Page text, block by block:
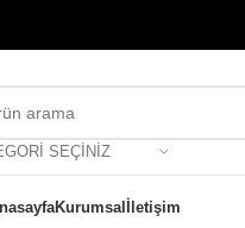
SEÇINIZ
Kurumsalİletişim